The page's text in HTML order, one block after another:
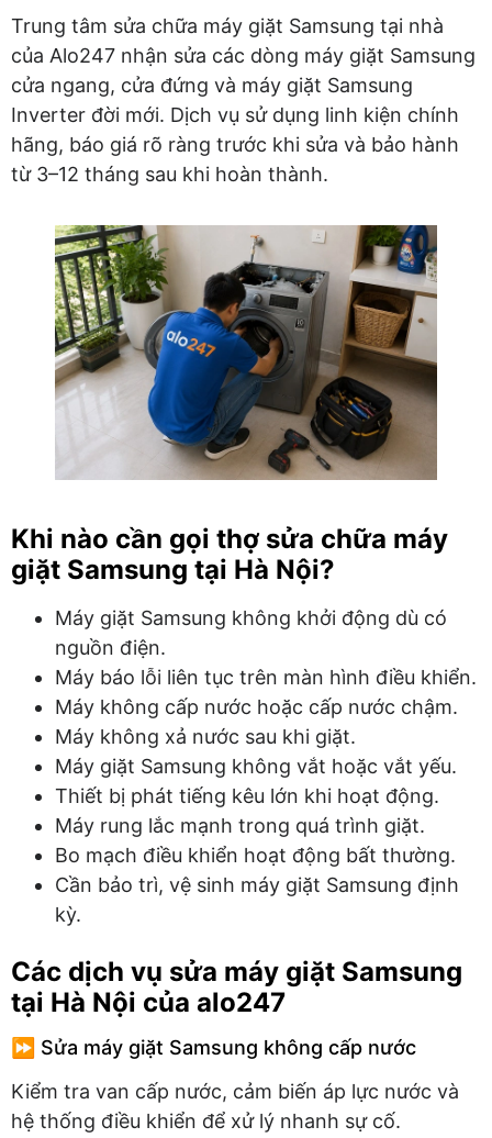
Trung tâm sửa chữa máy giặt Samsung tại nhà
của Alo247 nhận sửa các dòng máy giặt Samsung
cửa ngang, cửa đứng và máy giặt Samsung
Inverter đời mới. Dịch vụ sử dụng linh kiện chính
hãng, báo giá rõ ràng trước khi sửa và bảo hành
từ 3–12 tháng sau khi hoàn thành.
Khi nào cần gọi thợ sửa chữa máy
giặt Samsung tại Hà Nội?
Máy giặt Samsung không khởi động dù có
nguồn điện.
Máy báo lỗi liên tục trên màn hình điều khiển.
Máy không cấp nước hoặc cấp nước chậm.
Máy không xả nước sau khi giặt.
Máy giặt Samsung không vắt hoặc vắt yếu.
Thiết bị phát tiếng kêu lớn khi hoạt động.
Máy rung lắc mạnh trong quá trình giặt.
Bo mạch điều khiển hoạt động bất thường.
Cần bảo trì, vệ sinh máy giặt Samsung định
kỳ.
Các dịch vụ sửa máy giặt Samsung
tại Hà Nội của alo247
⏩ Sửa máy giặt Samsung không cấp nước
Kiểm tra van cấp nước, cảm biến áp lực nước và
hệ thống điều khiển để xử lý nhanh sự cố.